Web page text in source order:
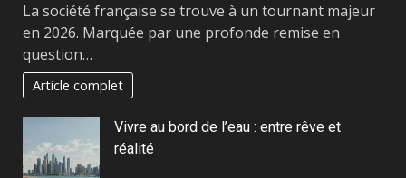
La société française se trouve à un tournant majeur
en 2026. Marquée par une profonde remise en
question…
Article complet
Vivre au bord de l’eau : entre rêve et
réalité